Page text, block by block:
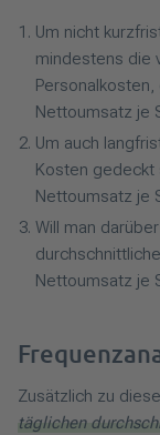
Um nicht
mindestens die
Nettoumsatz je
Um auch
Kosten gedeckt
Nettoumsatz je
Will man
Nettoumsatz je
Zusätzlich zu
täglichen